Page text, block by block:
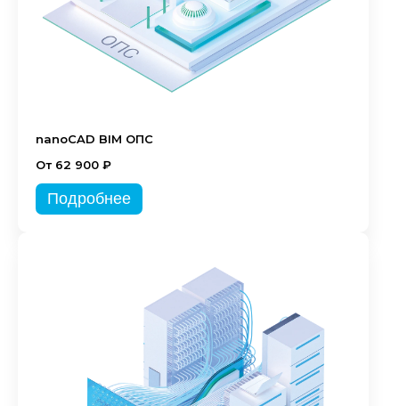
nanoCAD BIM ОПС
От 62 900 ₽
Подробнее